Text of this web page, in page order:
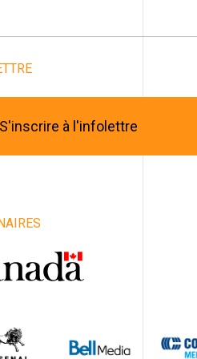
S'inscrire à l'infolettre
infolettre